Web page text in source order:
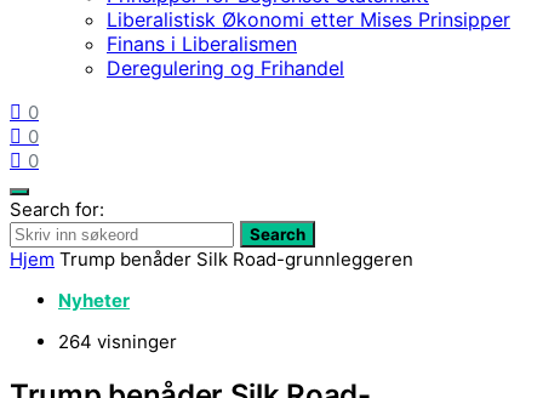
Liberalistisk Økonomi etter Mises Prinsipper
Finans i Liberalismen
Deregulering og Frihandel
0
0
0
Search for:
Search
Hjem Trump benåder Silk Road-grunnleggeren
Nyheter
264 visninger